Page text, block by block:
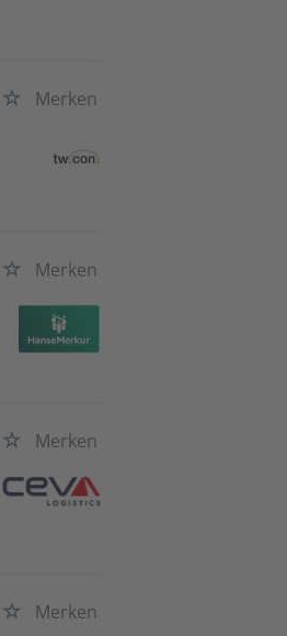
Merken
Merken
Merken
Merken